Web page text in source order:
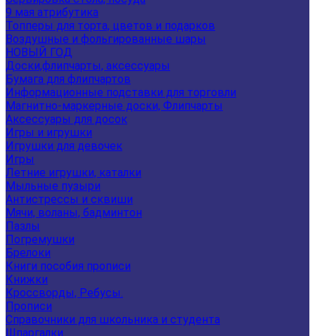
9 мая атрибутика
Топперы для торта, цветов и подарков
Воздушные и фольгированные шары
НОВЫЙ ГОД
Доски,флипчарты, аксессуары
Бумага для флипчартов
Информационные подставки для торговли
Магнитно-маркерные доски, Флипчарты
Аксессуары для досок
Игры и игрушки
Игрушки для девочек
Игры
Летние игрушки, каталки
Мыльные пузыри
Антистрессы и сквиши
Мячи, воланы, бадминтон
Пазлы
Погремушки
Брелоки
Книги пособия прописи
Книжки
Кроссворды, Ребусы.
Прописи
Справочники для школьника и студента
Шпаргалки